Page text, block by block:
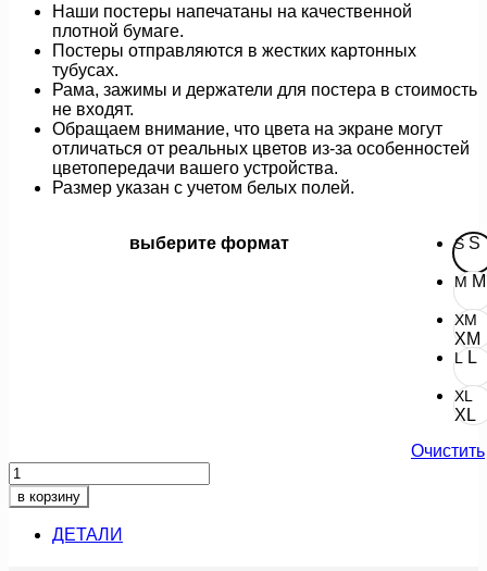
Наши постеры напечатаны на качественной
плотной бумаге.
Постеры отправляются в жестких картонных
тубусах.
Рама, зажимы и держатели для постера в стоимость
не входят.
Обращаем внимание, что цвета на экране могут
отличаться от реальных цветов из-за особенностей
цветопередачи вашего устройства.
Размер указан с учетом белых полей.
выберите формат S S
M M
XM
XM
L L
XL
XL
Очистить
Количество
товара
счастье
в корзину
ДЕТАЛИ